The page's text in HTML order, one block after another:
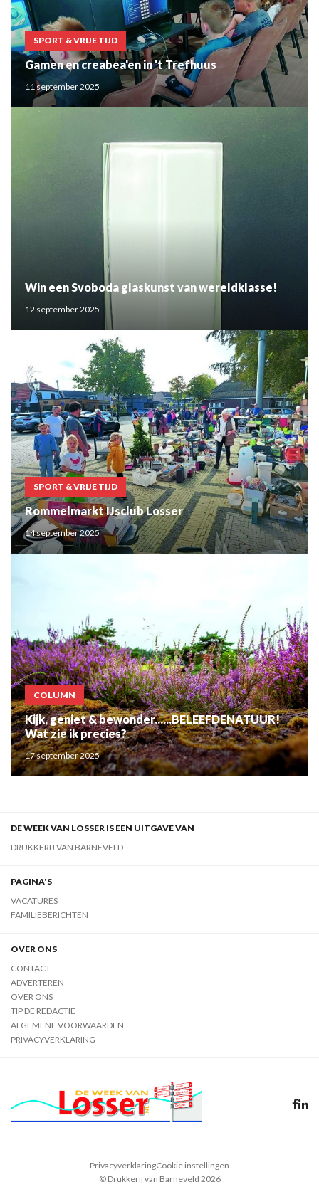
SPORT & VRIJE TIJD
Gamen en creabea'en in 't Trefhuus
11 september 2025
Win een Svoboda glaskunst van wereldklasse!
12 september 2025
SPORT & VRIJE TIJD
Rommelmarkt IJsclub Losser
14 september 2025
COLUMN
Kijk, geniet & bewonder......BELEEFDENATUUR!
Wat zie ik precies?
17 september 2025
DE WEEK VAN LOSSER IS EEN UITGAVE VAN
DRUKKERIJ VAN BARNEVELD
PAGINA'S
VACATURES
FAMILIEBERICHTEN
OVER ONS
CONTACT
ADVERTEREN
OVER ONS
TIP DE REDACTIE
ALGEMENE VOORWAARDEN
PRIVACYVERKLARING
© Drukkerij van Barneveld 2026
PrivacyverklaringCookie instellingen